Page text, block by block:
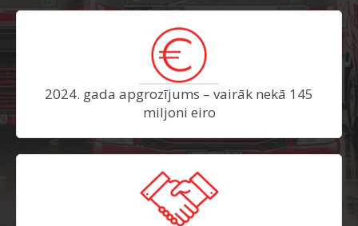
2024. gada apgrozījums – vairāk nekā 145
miljoni eiro